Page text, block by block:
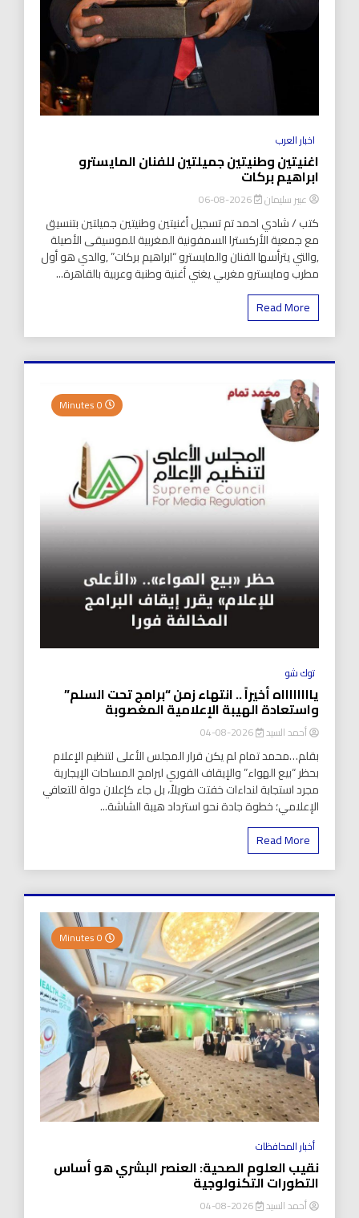
اخبار العرب
اغنيتين وطنيتين جميلتين للفنان المايسترو
ابراهيم بركات
عبير سليمان 2026-08-06
كتب / شادي احمد تم تسجيل أغنيتين وطنيتين جميلتين بتنسيق
مع جمعية الأركسترا السمفونية المغربية للموسيقى الأصيلة
,والتي يترأسها الفنان والمايسترو “ابراهيم بركات” ,والدي هو أول
مطرب ومايسترو مغربي يغني أغنية وطنية وعربية بالقاهرة...
Read More
توك شو
يااااااااه أخيراً .. انتهاء زمن “برامج تحت السلم”
واستعادة الهيبة الإعلامية المغصوبة
أحمد السيد 2026-08-04
بقلم…محمد تمام لم يكن قرار المجلس الأعلى لتنظيم الإعلام
بحظر “بيع الهواء” والإيقاف الفوري لبرامج المساحات الإيجارية
مجرد استجابة لنداءات خفتت طويلاً، بل جاء كإعلان دولة للتعافي
الإعلامي؛ خطوة جادة نحو استرداد هيبة الشاشة...
Read More
أخبار المحافظات
نقيب العلوم الصحية: العنصر البشري هو أساس
التطورات التكنولوجية
أحمد السيد 2026-08-04